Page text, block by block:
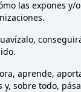
las expones y/
aprende,
sobre todo,